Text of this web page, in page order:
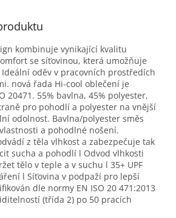
kombinuje vynikající kvalitu
se síťovinou, která umožňuje
oděv v pracovních prostředích
nová řada Hi-cool oblečení je
20471. 55% bavlna, 45% polyester,
pro pohodlí a polyester na vnější
odolnost. Bavlna/polyester směs
a pohodlné nošení.
z těla vlhkost a zabezpečuje tak
sucha a pohodlí l Odvod vlhkosti
tělo v teple a v suchu l 35+ UPF
l Síťovina v podpaží pro lepší
dle normy EN ISO 20 471:2013
(třída 2) po 50 pracích